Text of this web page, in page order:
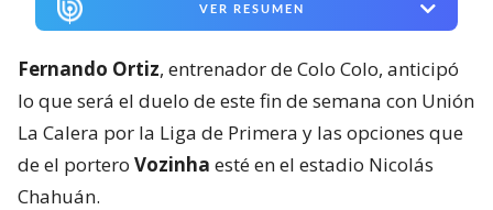
VER RESUMEN
Fernando Ortiz, entrenador de Colo Colo, anticipó
lo que será el duelo de este fin de semana con Unión
La Calera por la Liga de Primera y las opciones que
de el portero Vozinha esté en el estadio Nicolás
Chahuán.